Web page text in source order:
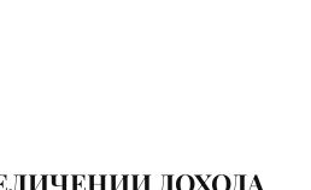
ДОХОДА